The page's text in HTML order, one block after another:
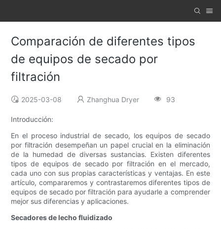
Comparación de diferentes tipos
de equipos de secado por
filtración
2025-03-08 Zhanghua Dryer 93
Introducción:
En el proceso industrial de secado, los equipos de secado
por filtración desempeñan un papel crucial en la eliminación
de la humedad de diversas sustancias. Existen diferentes
tipos de equipos de secado por filtración en el mercado,
cada uno con sus propias características y ventajas. En este
artículo, compararemos y contrastaremos diferentes tipos de
equipos de secado por filtración para ayudarle a comprender
mejor sus diferencias y aplicaciones.
Secadores de lecho fluidizado